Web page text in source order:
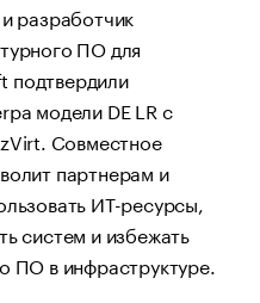
разработчик
ПО для
подтвердили
модели DE LR с
Совместное
партнерам и
ИТ-ресурсы,
систем и избежать
ПО в инфраструктуре.